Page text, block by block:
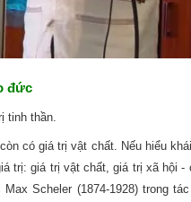
đức
tinh thần.
cógiá trị vật chất. Nếu hiểu
trị:giá trị vật chất,giá trị xã hội -
Scheler (1874-1928) trong